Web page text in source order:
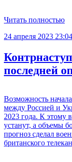
Читать полностью
24 апреля 2023 23:04
последней
Возможность
между Россией и
2023 года. К этому
устанут, а объемы
прогноз сделал
британского